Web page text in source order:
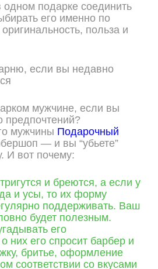
подарке соединить
его именно по
польза и
мужчине, если вы
предпочтений?
мужчины Подарочный
— и вы “убьете”
И вот почему:
и бреются, а если у
и усы, то их форму
поддерживать. Ваш
будет полезным.
его
них его спросит барбер и
бритье, оформление
соответствии со вкусами